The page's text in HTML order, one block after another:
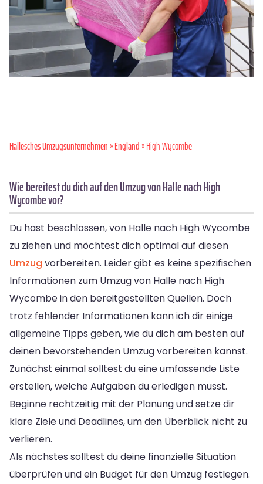
Hallesches Umzugsunternehmen»England» High Wycombe
Wie bereitest du dich auf den Umzug von Halle nach High
Wycombe vor?
Du hast beschlossen, von Halle nach High Wycombe
zu ziehen und möchtest dich optimal auf diesen
Umzug vorbereiten. Leider gibt es keine spezifischen
Informationen zum Umzug von Halle nach High
Wycombe in den bereitgestellten Quellen. Doch
trotz fehlender Informationen kann ich dir einige
allgemeine Tipps geben, wie du dich am besten auf
deinen bevorstehenden Umzug vorbereiten kannst.
Zunächst einmal solltest du eine umfassende Liste
erstellen, welche Aufgaben du erledigen musst.
Beginne rechtzeitig mit der Planung und setze dir
klare Ziele und Deadlines, um den Überblick nicht zu
verlieren.
Als nächstes solltest du deine finanzielle Situation
überprüfen und ein Budget für den Umzug festlegen.